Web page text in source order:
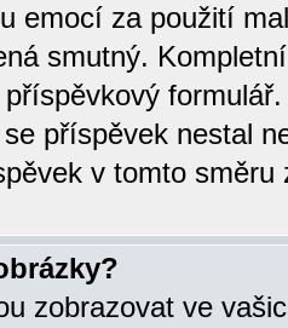
emocí za použití
smutný.
příspěvek nestal
v tomto směru
zobrazovat ve